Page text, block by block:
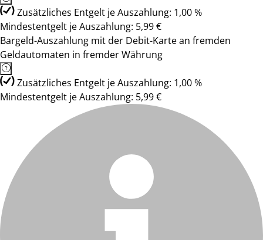
Zusätzliches Entgelt je Auszahlung: 1,00 %
Mindestentgelt je Auszahlung: 5,99 €
Bargeld-Auszahlung mit der Debit-Karte an fremden
Geldautomaten in fremder Währung
Zusätzliches Entgelt je Auszahlung: 1,00 %
Mindestentgelt je Auszahlung: 5,99 €